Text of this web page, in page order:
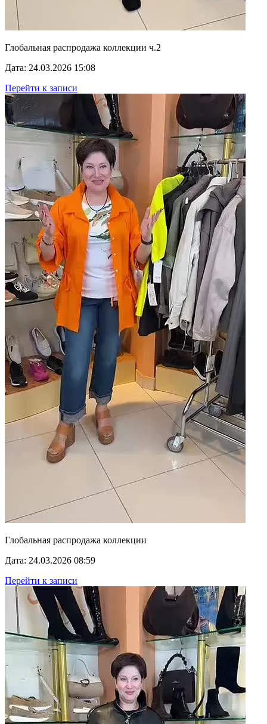
Глобальная распродажа коллекции ч.2
Дата: 24.03.2026 15:08
Перейти к записи
Глобальная распродажа коллекции
Дата: 24.03.2026 08:59
Перейти к записи